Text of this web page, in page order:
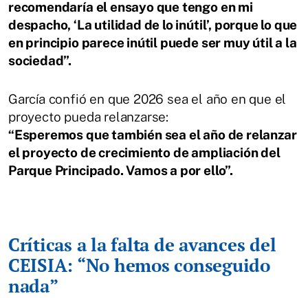
recomendaría el ensayo que tengo en mi
despacho, ‘La utilidad de lo inútil’, porque lo que
en principio parece inútil puede ser muy útil a la
sociedad”.
García confió en que 2026 sea el año en que el
proyecto pueda relanzarse:
“Esperemos que también sea el año de relanzar
el proyecto de crecimiento de ampliación del
Parque Principado. Vamos a por ello”.
Críticas a la falta de avances del
CEISIA: “No hemos conseguido
nada”